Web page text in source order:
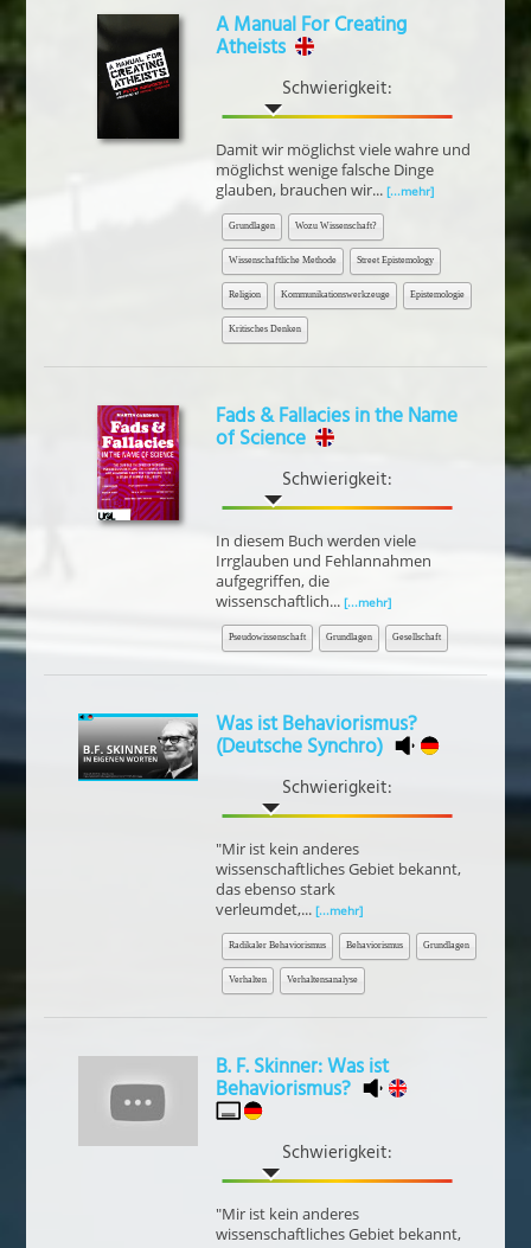
A Manual For Creating
Atheists
Schwierigkeit:
Damit wir möglichst viele wahre und
möglichst wenige falsche Dinge
glauben, brauchen wir... [...mehr]
Grundlagen Wozu Wissenschaft?
Wissenschaftliche Methode Street Epistemology
Religion Kommunikationswerkzeuge Epistemologie
Kritisches Denken
Fads & Fallacies in the Name
of Science
Schwierigkeit:
In diesem Buch werden viele
Irrglauben und Fehlannahmen
aufgegriffen, die
wissenschaftlich... [...mehr]
Pseudowissenschaft Grundlagen Gesellschaft
Was ist Behaviorismus?
(Deutsche Synchro)
Schwierigkeit:
"Mir ist kein anderes
wissenschaftliches Gebiet bekannt,
das ebenso stark
verleumdet,... [...mehr]
Radikaler Behaviorismus Behaviorismus Grundlagen
Verhalten Verhaltensanalyse
B. F. Skinner: Was ist
Behaviorismus?
Schwierigkeit:
"Mir ist kein anderes
wissenschaftliches Gebiet bekannt,